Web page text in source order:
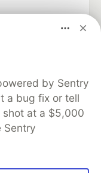
by Sentry
a bug fix or tell
at a $5,000
Sentry
keep up software
career
on DEV
About
Contact
Shop
MLH
Terms of Use
that powers